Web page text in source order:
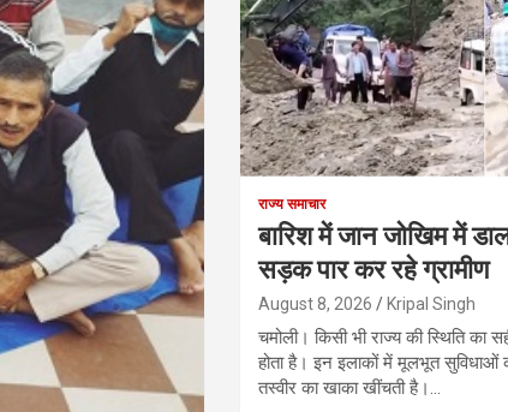
राज्य समाचार
बारिश में जान जोखिम में
सड़क पार कर रहे ग्रामीण
August 8, 2026 Kripal Singh
चमोली। किसी भी राज्य की स्थिति
होता है। इन इलाकों में मूलभूत सुविधाओं
तस्वीर का खाका खींचती है।…